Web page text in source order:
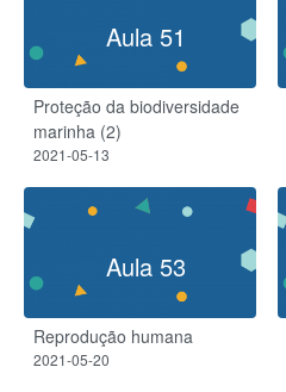
Aula 51
Proteção da biodiversidade
marinha (2)
2021-05-13
Aula 53
Reprodução humana
2021-05-20